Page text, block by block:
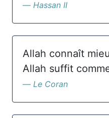
Hassan II
Allah connaît
Allah suffit
Le Coran